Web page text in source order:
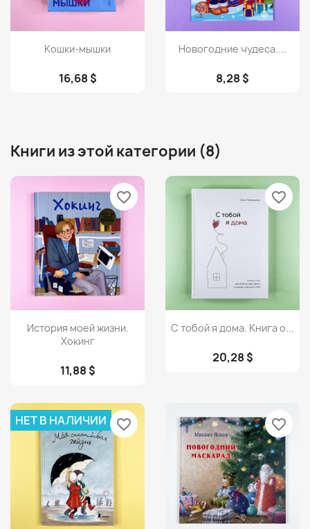
Просмотр
Кошки-мышки
16,68 $
Просмотр
Новогодние чудеса....
8,28 $
Книги из этой категории (8)
Просмотр
История моей жизни.
Хокинг
11,88 $
favorite_border
Просмотр
С тобой я дома. Книга о...
20,28 $
favorite_border
НЕТ В НАЛИЧИИ favorite_border favorite_border